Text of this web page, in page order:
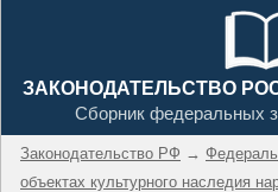
ЗАКОНОДАТЕЛЬСТВО
Сборник федеральных
Законодательство РФ →
объектах культурного наследия